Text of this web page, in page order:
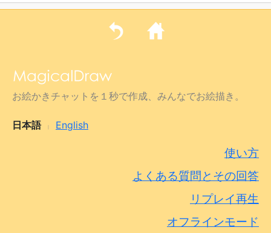
お絵かきチャットを１秒で作成、みんなでお絵描き。
日本語 English
使い方
よくある質問とその回答
リプレイ再生
オフラインモード